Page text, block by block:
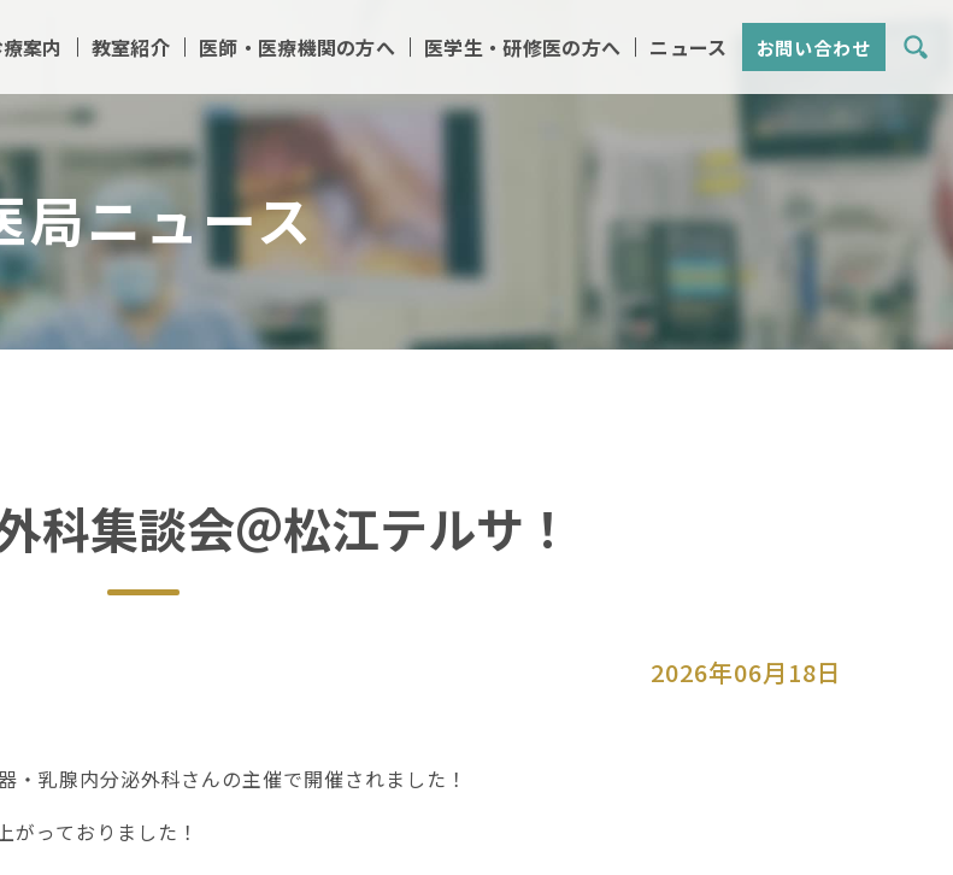
お問い合わせ
案内 教室紹介 医師・医療機関の方へ 医学生・研修医の方へ ニュース
局ニュース
科集談会＠松江テルサ！
2026年06月18日
乳腺内分泌外科さんの主催で開催されました！
っておりました！